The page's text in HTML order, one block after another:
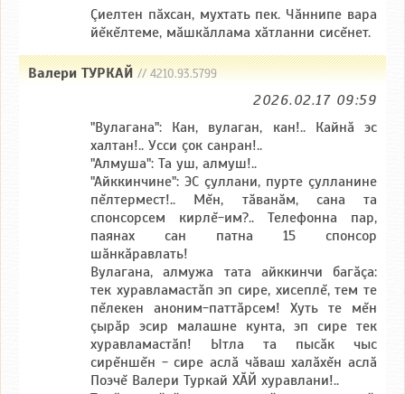
Çиелтен пăхсан, мухтать пек. Чăннипе вара
йĕкĕлтеме, мăшкăллама хăтланни сисĕнет.
Валери ТУРКАЙ// 4210.93.5799
2026.02.17 09:59
"Вулагана": Кан, вулаган, кан!.. Кайнă эс
халтан!.. Усси çок санран!..
"Алмуша": Та уш, алмуш!..
"Айккинчине": ЭС çуллани, пурте çулланине
пĕлтермест!.. Мĕн, тăванăм, сана та
спонсорсем кирлĕ-им?.. Телефонна пар,
паянах сан патна 15 спонсор
шăнкăравлать!
Вулагана, алмужа тата айккинчи багăçа:
тек хуравламастăп эп сире, хисеплĕ, тем те
пĕлекен аноним-паттăрсем! Хуть те мĕн
çырăр эсир малашне кунта, эп сире тек
хуравламастăп! Ытла та пысăк чыс
сирĕншĕн - сире аслă чăваш халăхĕн аслă
Поэчĕ Валери Туркай ХĂЙ хуравлани!..